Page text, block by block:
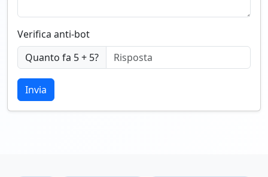
Verifica anti-bot
Quanto fa 5 + 5?
Invia